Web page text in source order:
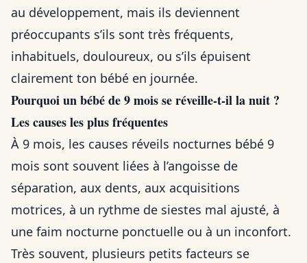
au développement, mais ils deviennent
préoccupants s’ils sont très fréquents,
inhabituels, douloureux, ou s’ils épuisent
clairement ton bébé en journée.
Pourquoi un bébé de 9 mois se réveille-t-il la nuit ?
Les causes les plus fréquentes
À 9 mois, les causes réveils nocturnes bébé 9
mois sont souvent liées à l’angoisse de
séparation, aux dents, aux acquisitions
motrices, à un rythme de siestes mal ajusté, à
une faim nocturne ponctuelle ou à un inconfort.
Très souvent, plusieurs petits facteurs se